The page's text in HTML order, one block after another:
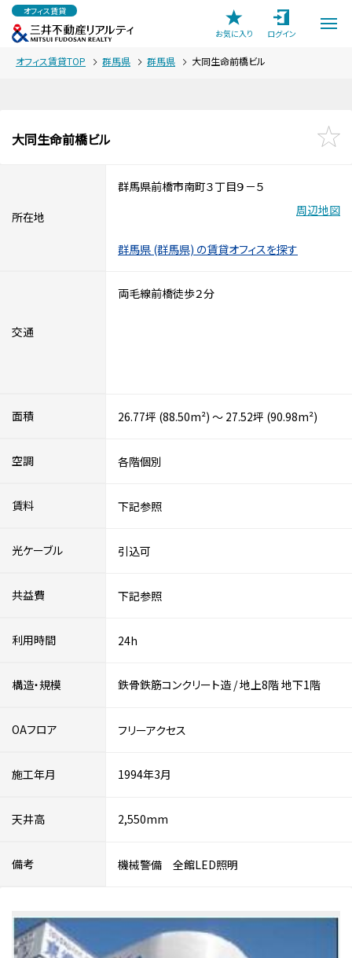
オフィス賃貸
お気に入り
ログイン
オフィス賃貸TOP 群馬県 群馬県 大同生命前橋ビル
大同生命前橋ビル
所在地
群馬県前橋市南町３丁目９－５
周辺地図
群馬県 (群馬県) の賃貸オフィスを探す
交通
両毛線前橋徒歩２分
面積 26.77坪 (88.50m²) ～ 27.52坪 (90.98m²)
空調 各階個別
賃料 下記参照
光ケーブル 引込可
共益費 下記参照
利用時間 24h
構造・規模 鉄骨鉄筋コンクリート造 /地上8階地下1階
OAフロア フリーアクセス
施工年月 1994年3月
天井高 2,550mm
備考 機械警備 全館LED照明